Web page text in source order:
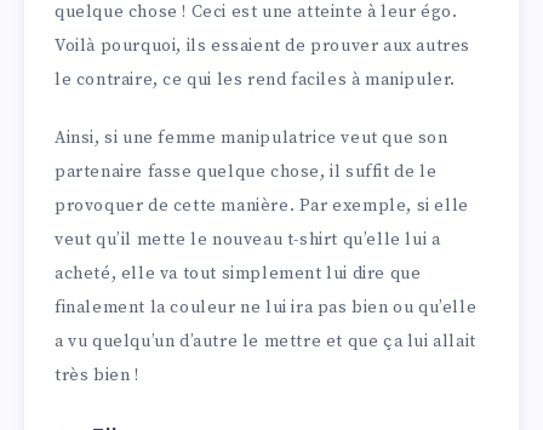
quelque chose ! Ceci est une atteinte à leur égo.
Voilà pourquoi, ils essaient de prouver aux autres
le contraire, ce qui les rend faciles à manipuler.
Ainsi, si une femme manipulatrice veut que son
partenaire fasse quelque chose, il suffit de le
provoquer de cette manière. Par exemple, si elle
veut qu’il mette le nouveau t-shirt qu’elle lui a
acheté, elle va tout simplement lui dire que
finalement la couleur ne lui ira pas bien ou qu’elle
a vu quelqu’un d’autre le mettre et que ça lui allait
très bien !